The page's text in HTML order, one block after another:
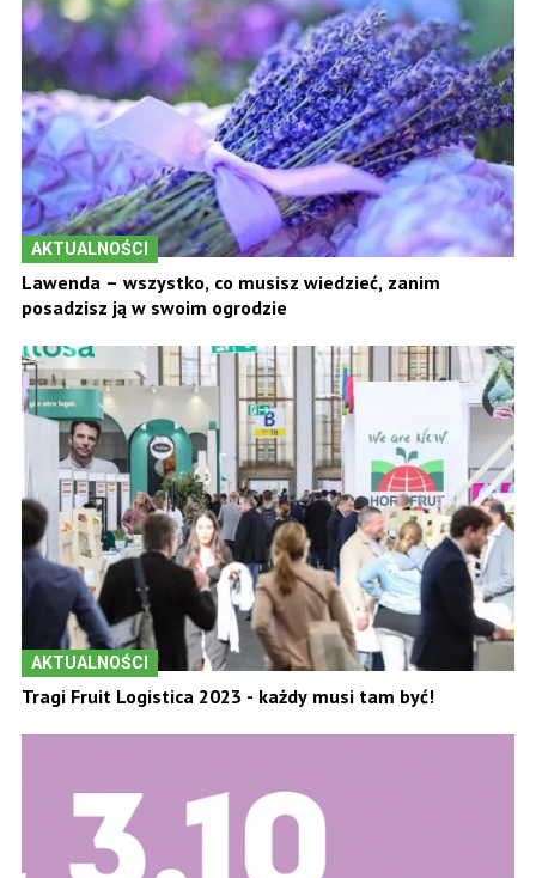
AKTUALNOŚCI
Lawenda – wszystko, co musisz wiedzieć, zanim
posadzisz ją w swoim ogrodzie
AKTUALNOŚCI
Tragi Fruit Logistica 2023 - każdy musi tam być!